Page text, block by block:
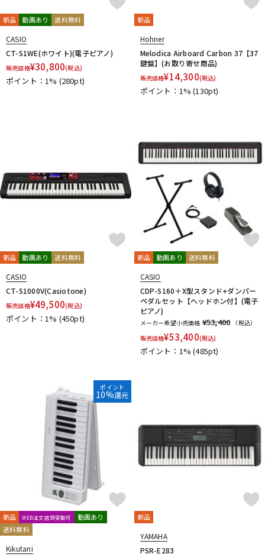
新品 動画あり 送料無料
CASIO
CT-S1WE(ホワイト)(電子ピアノ)
販売価格¥30,800(税込)
ポイント：1% (280pt)
新品
Hohner
Melodica Airboard Carbon 37【37
鍵盤】(お取り寄せ商品)
販売価格¥14,300(税込)
ポイント：1%(130pt)
新品 動画あり 送料無料
CASIO
CT-S1000V(Casiotone)
販売価格¥49,500(税込)
ポイント：1% (450pt)
新品 動画あり 送料無料
CASIO
CDP-S160＋X型スタンド+ダンパー
ペダルセット【ヘッドホン付】(電子
ピアノ)
メーカー希望小売価格 ¥53,400
（税込）
販売価格¥53,400(税込)
ポイント：1%(485pt)
ポイント
10%還元
新品 WEB注文店頭受取可
動画あり
送料無料
Kikutani
新品
YAMAHA
PSR-E283